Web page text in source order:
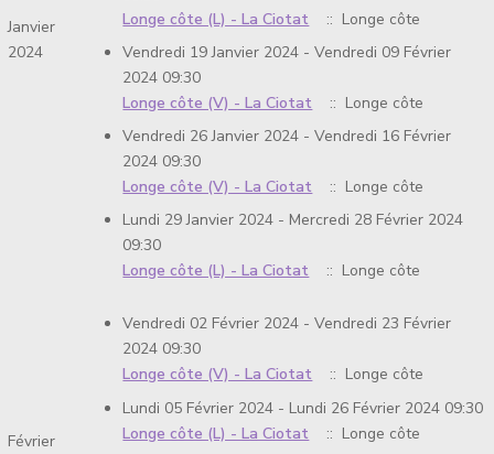
Janvier
2024
Longe côte (L) - La Ciotat
:: Longe côte
Vendredi 19 Janvier 2024 - Vendredi 09 Février
2024 09:30
Longe côte (V) - La Ciotat
:: Longe côte
Vendredi 26 Janvier 2024 - Vendredi 16 Février
2024 09:30
Longe côte (V) - La Ciotat
:: Longe côte
Lundi 29 Janvier 2024 - Mercredi 28 Février 2024
09:30
Longe côte (L) - La Ciotat
:: Longe côte
Février
Vendredi 02 Février 2024 - Vendredi 23 Février
2024 09:30
Longe côte (V) - La Ciotat
:: Longe côte
Lundi 05 Février 2024 - Lundi 26 Février 2024 09:30
Longe côte (L) - La Ciotat
:: Longe côte